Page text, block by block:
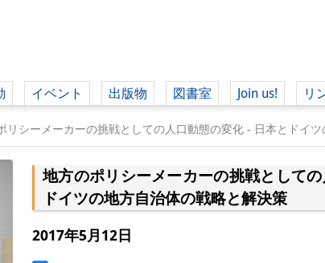
イベント 出版物 図書室 Join us!
（ドイツ語
リ
リシーメーカーの挑戦としての人口動態の変化 - 日本とドイ
地方のポリシーメーカーの挑戦として
ドイツの地方自治体の戦略と解決策
2017年5月12日